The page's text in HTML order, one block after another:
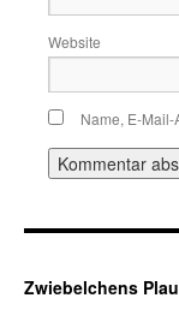
Website
Name, E-
Zwiebelchens